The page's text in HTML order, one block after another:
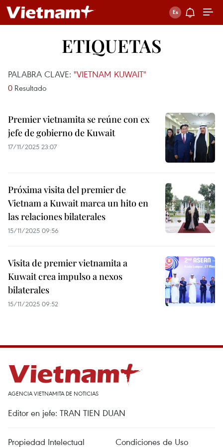
ETIQUETAS
PALABRA CLAVE: "VIETNAM KUWAIT"
0 Resultado
Premier vietnamita se reúne con ex
jefe de gobierno de Kuwait
17/11/2025 23:07
Próxima visita del premier de
Vietnam a Kuwait marca un hito en
las relaciones bilaterales
15/11/2025 09:56
Visita de premier vietnamita a
Kuwait crea impulso a nexos
bilaterales
15/11/2025 09:52
AGENCIA VIETNAMITA DE NOTICIAS
Editor en jefe: TRAN TIEN DUAN
Propiedad Intelectual Condiciones de Uso